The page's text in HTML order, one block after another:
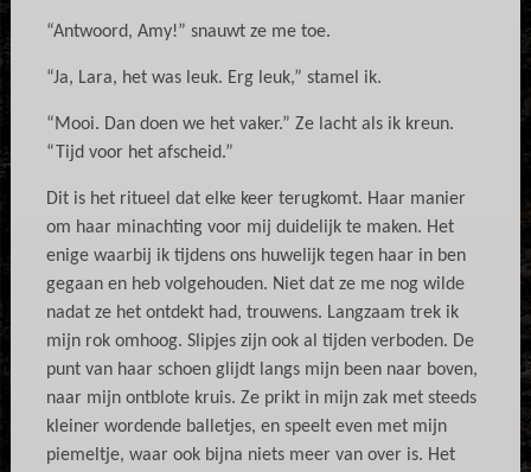
“Antwoord, Amy!” snauwt ze me toe.
“Ja, Lara, het was leuk. Erg leuk,” stamel ik.
“Mooi. Dan doen we het vaker.” Ze lacht als ik kreun.
“Tijd voor het afscheid.”
Dit is het ritueel dat elke keer terugkomt. Haar manier
om haar minachting voor mij duidelijk te maken. Het
enige waarbij ik tijdens ons huwelijk tegen haar in ben
gegaan en heb volgehouden. Niet dat ze me nog wilde
nadat ze het ontdekt had, trouwens. Langzaam trek ik
mijn rok omhoog. Slipjes zijn ook al tijden verboden. De
punt van haar schoen glijdt langs mijn been naar boven,
naar mijn ontblote kruis. Ze prikt in mijn zak met steeds
kleiner wordende balletjes, en speelt even met mijn
piemeltje, waar ook bijna niets meer van over is. Het